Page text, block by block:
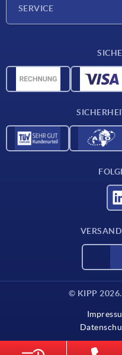
SERVICE
CAD-Daten
© KIPP